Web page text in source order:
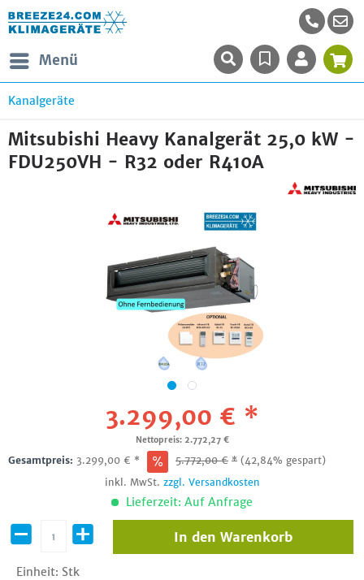
Menü
Kanalgeräte
Mitsubishi Heavy Kanalgerät 25,0 kW -
FDU250VH - R32 oder R410A
3.299,00 € *
Nettopreis: 2.772,27 €
Gesamtpreis: 3.299,00 € * 5.772,00€ * (42,84% gespart)
inkl. MwSt. zzgl. Versandkosten
Lieferzeit: Auf Anfrage
Einheit: Stk
In den Warenkorb